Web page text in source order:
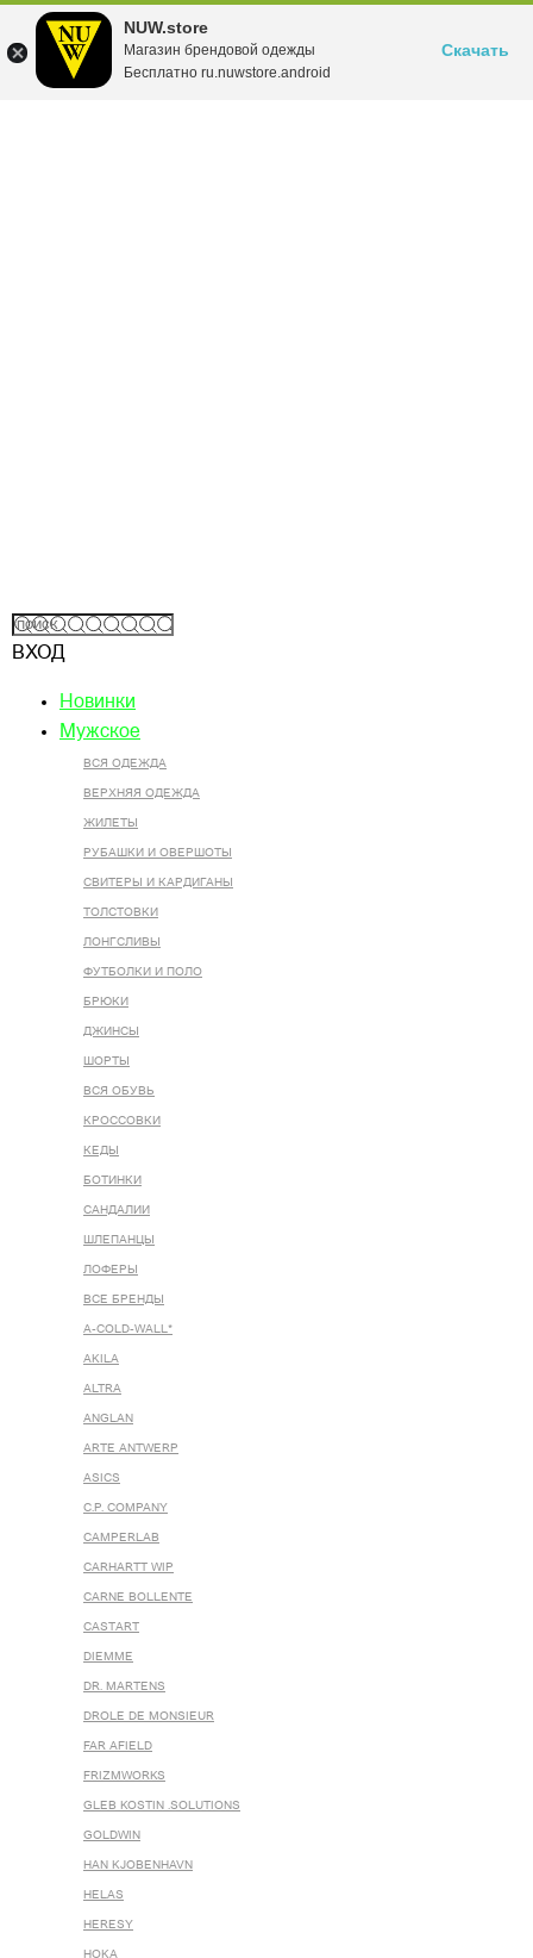
NUW.store
Магазин брендовой одежды
Бесплатно ru.nuwstore.android
Скачать
ВХОД
Новинки
Мужское
ВСЯ ОДЕЖДА
ВЕРХНЯЯ ОДЕЖДА
ЖИЛЕТЫ
РУБАШКИ И ОВЕРШОТЫ
СВИТЕРЫ И КАРДИГАНЫ
ТОЛСТОВКИ
ЛОНГСЛИВЫ
ФУТБОЛКИ И ПОЛО
БРЮКИ
ДЖИНСЫ
ШОРТЫ
ВСЯ ОБУВЬ
КРОССОВКИ
КЕДЫ
БОТИНКИ
САНДАЛИИ
ШЛЕПАНЦЫ
ЛОФЕРЫ
ВСЕ БРЕНДЫ
A-COLD-WALL*
AKILA
ALTRA
ANGLAN
ARTE ANTWERP
ASICS
C.P. COMPANY
CAMPERLAB
CARHARTT WIP
CARNE BOLLENTE
CASTART
DIEMME
DR. MARTENS
DROLE DE MONSIEUR
FAR AFIELD
FRIZMWORKS
GLEB KOSTIN .SOLUTIONS
GOLDWIN
HAN KJOBENHAVN
HELAS
HERESY
HOKA